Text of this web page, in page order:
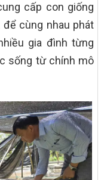
cấp con giống
cùng nhau phát
gia đình từng
sống từ chính mô